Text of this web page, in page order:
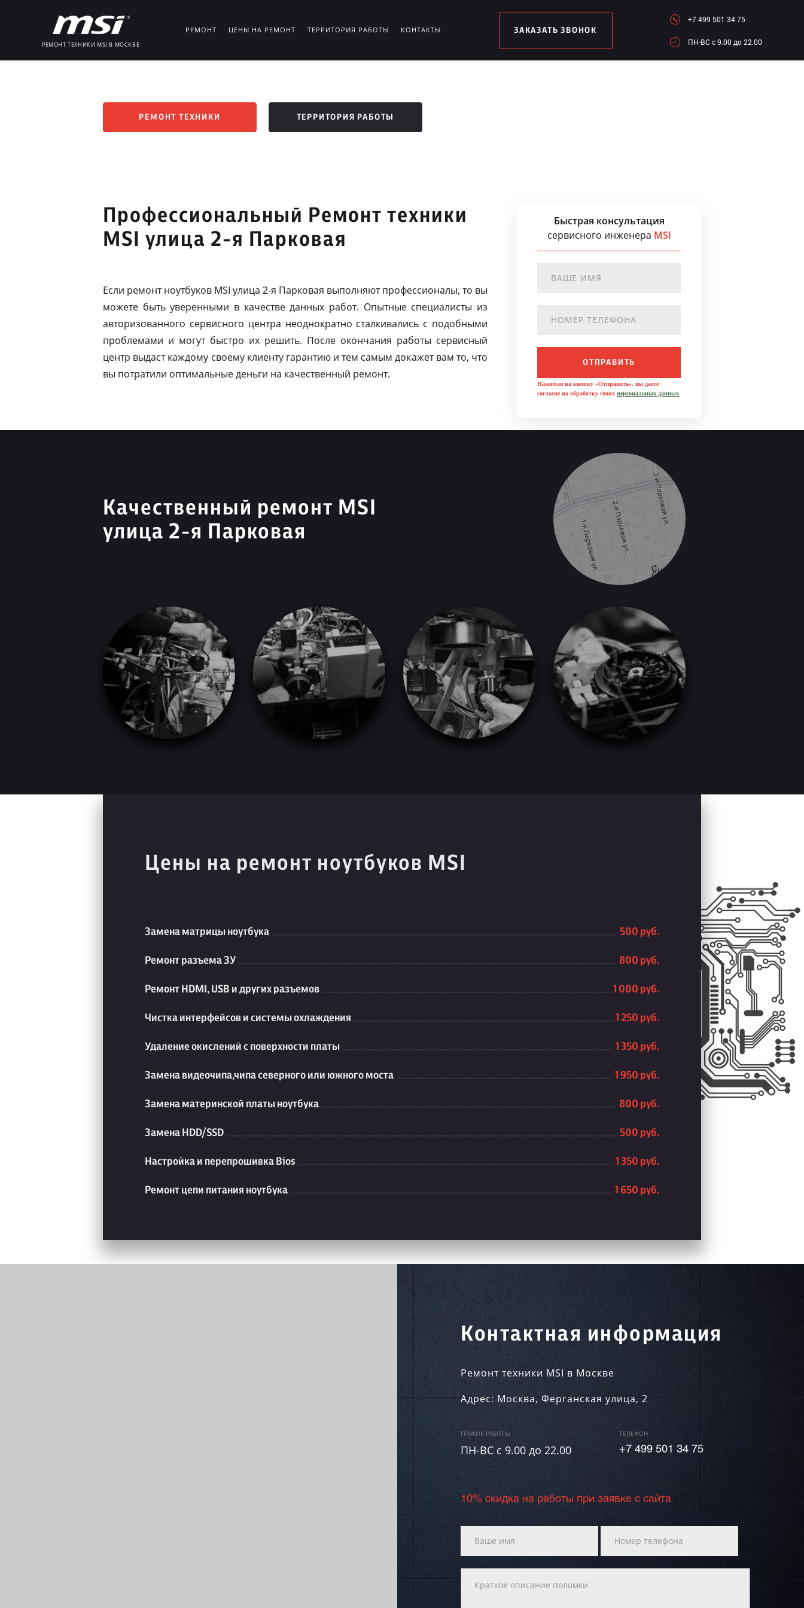
РЕМОНТ ТЕХНИКИ MSI В МОСКВЕ
РЕМОНТ ЦЕНЫ НА РЕМОНТ ТЕРРИТОРИЯ РАБОТЫ КОНТАКТЫ ЗАКАЗАТЬ ЗВОНОК
+7 499 501 34 75
ПН-ВC c 9.00 до 22.00
РЕМОНТ ТЕХНИКИ ТЕРРИТОРИЯ РАБОТЫ
Профессиональный Ремонт техники
MSI улица 2-я Парковая
Если ремонт ноутбуков MSI улица 2-я Парковая выполняют профессионалы, то вы
можете быть уверенными в качестве данных работ. Опытные специалисты из
авторизованного сервисного центра неоднократно сталкивались с подобными
проблемами и могут быстро их решить. После окончания работы сервисный
центр выдаст каждому своему клиенту гарантию и тем самым докажет вам то, что
вы потратили оптимальные деньги на качественный ремонт.
Быстрая консультация
сервисного инженера MSI
ОТПРАВИТЬ
Нажимая на кнопку «Отправить», вы даете
согласие на обработку своих персональных данных
Качественный ремонт MSI
улица 2-я Парковая
Цены на ремонт ноутбуков MSI
Замена матрицы ноутбука 500 руб.
Ремонт разъема ЗУ 800 руб.
Ремонт HDMI, USB и других разъемов 1 000 руб.
Чистка интерфейсов и системы охлаждения 1 250 руб.
Удаление окислений с поверхности платы 1 350 руб.
Замена видеочипа,чипа северного или южного моста 1 950 руб.
Замена материнской платы ноутбука 800 руб.
Замена HDD/SSD 500 руб.
Настройка и перепрошивка Bios 1 350 руб.
Ремонт цепи питания ноутбука 1 650 руб.
Контактная информация
Ремонт техники MSI в Москве
Адрес:Москва,Ферганская улица, 2
ГРАФИК РАБОТЫ
ПН-ВC c 9.00 до 22.00
ТЕЛЕФОН
+7 499 501 34 75
10% скидка на работы при заявке с сайта